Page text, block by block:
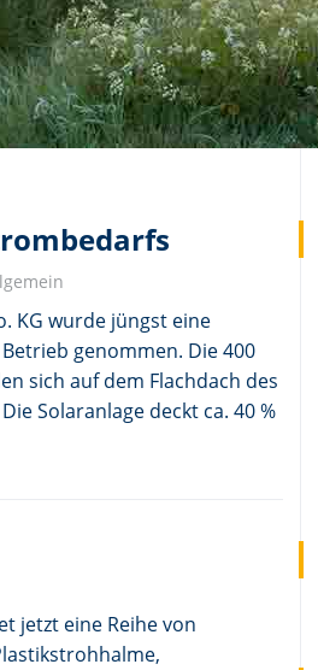
KG wurde jüngst eine
genommen. Die 400
sich auf dem Flachdach des
Solaranlage deckt ca. 40 %
jetzt eine Reihe von